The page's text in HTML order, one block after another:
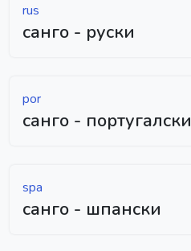
rus
санго - руски
por
санго - португалски
spa
санго - шпански